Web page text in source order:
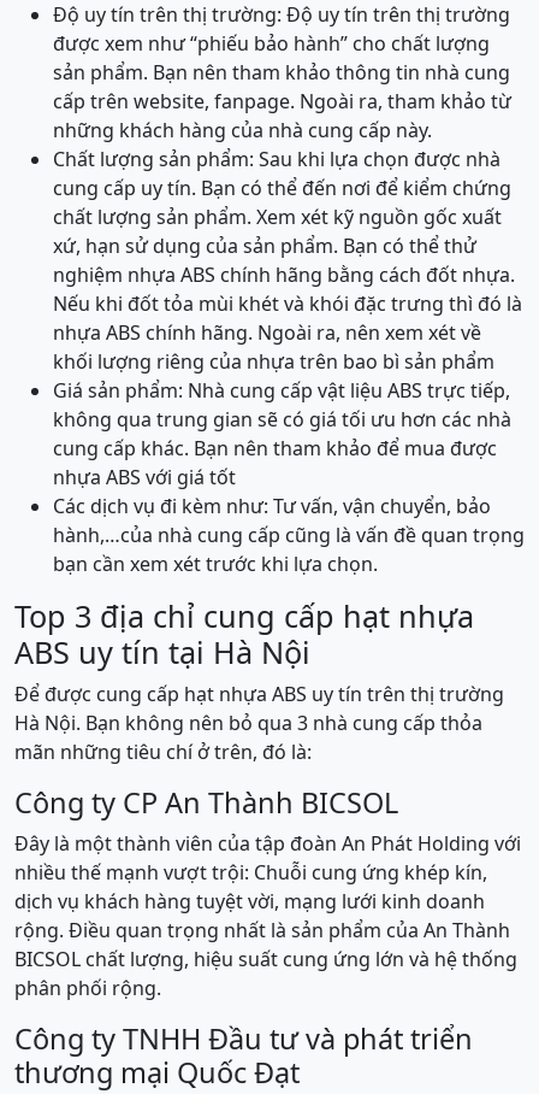
Độ uy tín trên thị trường: Độ uy tín trên thị trường
được xem như “phiếu bảo hành” cho chất lượng
sản phẩm. Bạn nên tham khảo thông tin nhà cung
cấp trên website, fanpage. Ngoài ra, tham khảo từ
những khách hàng của nhà cung cấp này.
Chất lượng sản phẩm: Sau khi lựa chọn được nhà
cung cấp uy tín. Bạn có thể đến nơi để kiểm chứng
chất lượng sản phẩm. Xem xét kỹ nguồn gốc xuất
xứ, hạn sử dụng của sản phẩm. Bạn có thể thử
nghiệm nhựa ABS chính hãng bằng cách đốt nhựa.
Nếu khi đốt tỏa mùi khét và khói đặc trưng thì đó là
nhựa ABS chính hãng. Ngoài ra, nên xem xét về
khối lượng riêng của nhựa trên bao bì sản phẩm
Giá sản phẩm: Nhà cung cấp vật liệu ABS trực tiếp,
không qua trung gian sẽ có giá tối ưu hơn các nhà
cung cấp khác. Bạn nên tham khảo để mua được
nhựa ABS với giá tốt
Các dịch vụ đi kèm như: Tư vấn, vận chuyển, bảo
hành,…của nhà cung cấp cũng là vấn đề quan trọng
bạn cần xem xét trước khi lựa chọn.
Top 3 địa chỉ cung cấp hạt nhựa
ABS uy tín tại Hà Nội
Để được cung cấp hạt nhựa ABS uy tín trên thị trường
Hà Nội. Bạn không nên bỏ qua 3 nhà cung cấp thỏa
mãn những tiêu chí ở trên, đó là:
Công ty CP An Thành BICSOL
Đây là một thành viên của tập đoàn An Phát Holding với
nhiều thế mạnh vượt trội: Chuỗi cung ứng khép kín,
dịch vụ khách hàng tuyệt vời, mạng lưới kinh doanh
rộng. Điều quan trọng nhất là sản phẩm của An Thành
BICSOL chất lượng, hiệu suất cung ứng lớn và hệ thống
phân phối rộng.
Công ty TNHH Đầu tư và phát triển
thương mại Quốc Đạt